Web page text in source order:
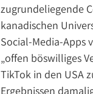
zugrundeliegende
kanadischen
Social-Media-Apps
„offen böswilliges
TikTok in den USA
Ergebnissen